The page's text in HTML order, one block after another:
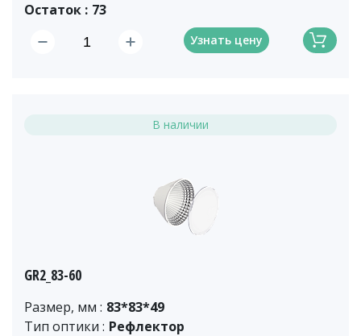
Остаток : 73
Узнать цену
В наличии
GR2_83-60
Размер, мм : 83*83*49
Тип оптики : Рефлектор